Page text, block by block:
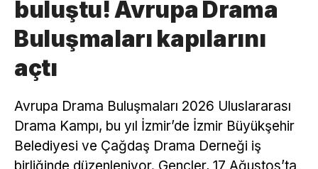
buluştu! Avrupa Drama
Buluşmaları kapılarını
açtı
Avrupa Drama Buluşmaları 2026 Uluslararası
Drama Kampı, bu yıl İzmir’de İzmir Büyükşehir
Belediyesi ve Çağdaş Drama Derneği iş